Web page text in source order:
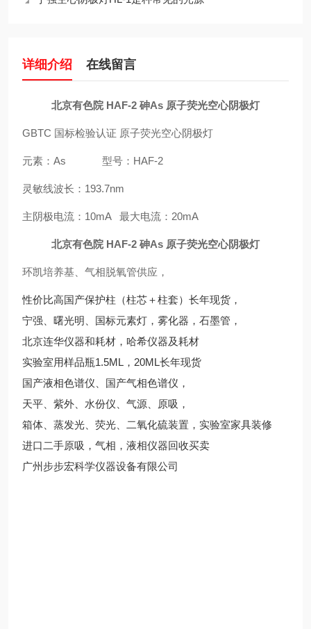
详细介绍 在线留言
北京有色院 HAF-2 砷As 原子荧光空心阴极灯
GBTC 国标检验认证 原子荧光空心阴极灯
元素：As 型号：HAF-2
灵敏线波长：193.7nm
主阴极电流：10mA 最大电流：20mA
北京有色院 HAF-2 砷As 原子荧光空心阴极灯
环凯培养基、气相脱氧管供应，
性价比高国产保护柱（柱芯＋柱套）长年现货，
宁强、曙光明、国标元素灯，雾化器，石墨管，
北京连华仪器和耗材，哈希仪器及耗材
实验室用样品瓶1.5ML，20ML长年现货
国产液相色谱仪、国产气相色谱仪，
天平、紫外、水份仪、气源、原吸，
箱体、蒸发光、荧光、二氧化硫装置，实验室家具装修
进口二手原吸，气相，液相仪器回收买卖
广州步步宏科学仪器设备有限公司